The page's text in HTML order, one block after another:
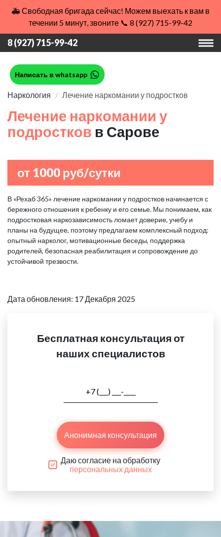
🚑 Свободная бригада сейчас! Можем выехать к вам в
течении 5 минут, звоните 📞 8 (927) 715-99-42
8 (927) 715-99-42
Написать в whatsapp
Наркология Лечение наркомании у подростков
Лечение наркомании у
подростков в Сарове
от 1000 руб/сутки
В «Рехаб 365» лечение наркомании у подростков начинается с
бережного отношения к ребенку и его семье. Мы понимаем, как
подростковая наркозависимость ломает доверие, учебу и
планы на будущее, поэтому предлагаем комплексный подход:
опытный нарколог, мотивационные беседы, поддержка
родителей, безопасная реабилитация и сопровождение до
устойчивой трезвости.
Дата обновления: 17 Декабря 2025
Бесплатная консультация от
наших специалистов
Анонимная консультация
Даю согласие на обработку
персональных данных